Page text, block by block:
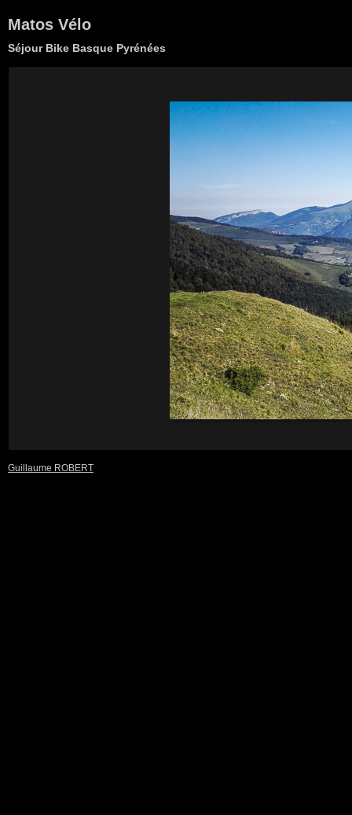
Matos Vélo
Séjour Bike Basque Pyrénées
Guillaume ROBERT